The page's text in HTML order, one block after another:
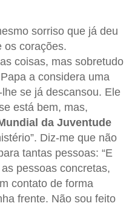
sorriso que já deu
os corações.
coisas, mas sobretudo
a considera uma
se já descansou. Ele
está bem, mas,
da Juventude
Diz-me que não
tantas pessoas: “E
pessoas concretas,
contato de forma
frente. Não sou feito